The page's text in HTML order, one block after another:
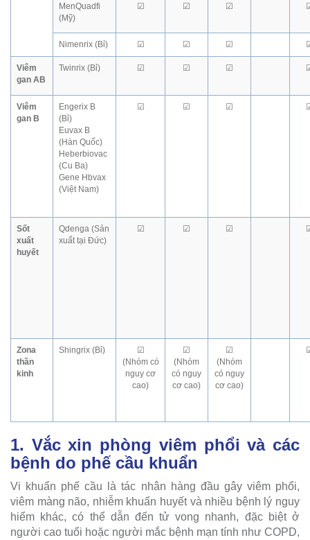
MenQuadfi
(Mỹ)
☑ ☑ ☑
Nimenrix (Bỉ) ☑ ☑ ☑
Viêm
gan AB
Twinrix (Bỉ) ☑ ☑ ☑
Viêm
gan B
Engerix B
(Bỉ)
Euvax B
(Hàn Quốc)
Heberbiovac
(Cu Ba)
Gene Hbvax
(Việt Nam)
☑ ☑ ☑
Sốt
xuất
huyết
Qdenga (Sản
xuất tại Đức)
☑ ☑ ☑
Zona
thần
kinh
Shingrix (Bỉ)
☑
(Nhóm có
nguy cơ
cao)
☑
(Nhóm
có nguy
cơ cao)
☑
(Nhóm
có nguy
cơ cao)
1. Vắc xin phòng viêm phổi và các
bệnh do phế cầu khuẩn
Vi khuẩn phế cầu là tác nhân hàng đầu gây viêm phổi,
viêm màng não, nhiễm khuẩn huyết và nhiều bệnh lý nguy
hiểm khác, có thể dẫn đến tử vong nhanh, đặc biệt ở
người cao tuổi hoặc người mắc bệnh mạn tính như COPD,